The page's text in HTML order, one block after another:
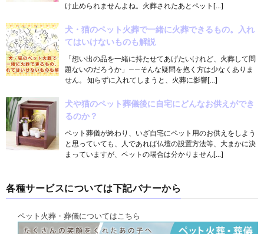
け止められませんよね。火葬されたあとペット[…]
犬・猫のペット火葬で一緒に火葬できるもの。入れ
てはいけないものも解説
「想い出の品を一緒に持たせてあげたいけれど、火葬して問
題ないのだろうか」——そんな疑問を抱く方は少なくありま
せん。 知らずに入れてしまうと、火葬に影響[…]
犬や猫のペット葬儀後に自宅にどんなお供えができ
るのか？
ペット葬儀が終わり、いざ自宅にペット用のお供えをしよう
と思っていても、人であれば仏壇の設置方法等、大まかに決
まっていますが、ペットの場合は分かりません[…]
各種サービスについては下記バナーから
ペット火葬・葬儀についてはこちら